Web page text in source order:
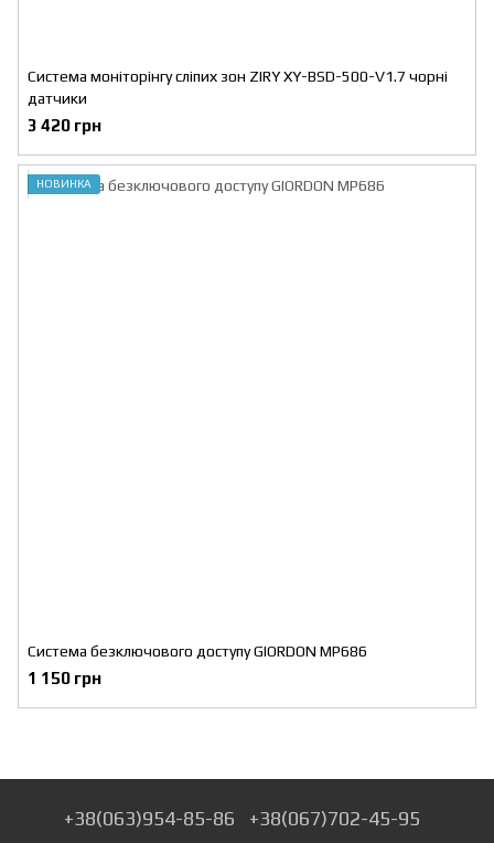
Система моніторінгу сліпих зон ZIRY XY-BSD-500-V1.7 чорні
датчики
3 420 грн
НОВИНКА
Система безключового доступу GIORDON MP686
1 150 грн
+38(063)954-85-86
+38(067)702-45-95